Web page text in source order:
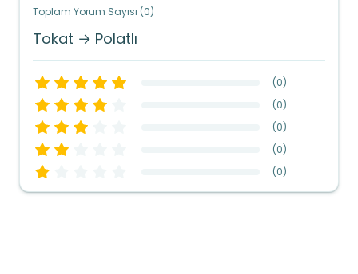
Toplam Yorum Sayısı (0)
Tokat → Polatlı
(0)
(0)
(0)
(0)
(0)